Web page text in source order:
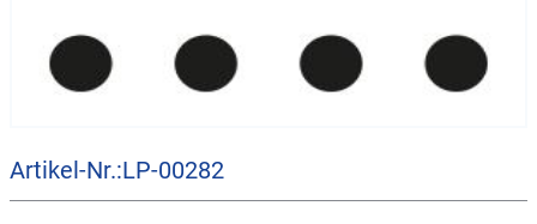
Artikel-Nr.:LP-00282